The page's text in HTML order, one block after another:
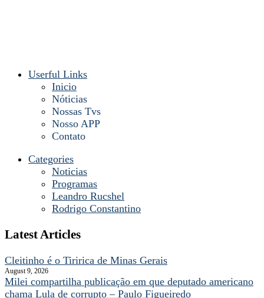
Userful Links
Inicio
Nóticias
Nossas Tvs
Nosso APP
Contato
Categories
Noticias
Programas
Leandro Rucshel
Rodrigo Constantino
Latest Articles
Cleitinho é o Tiririca de Minas Gerais
August 9, 2026
Milei compartilha publicação em que deputado americano
chama Lula de corrupto – Paulo Figueiredo